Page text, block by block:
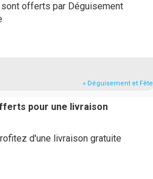
offerts par Déguisement
» Déguisement et Fête
pour une livraison
d'une livraison gratuite